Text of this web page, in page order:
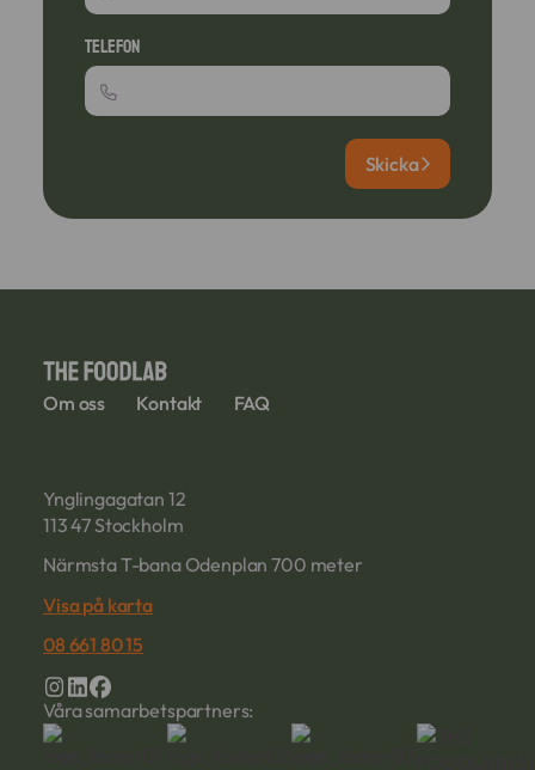
Telefon
Skicka
Om oss Kontakt FAQ
Ynglingagatan 12
113 47 Stockholm
Närmsta T-bana Odenplan 700 meter
Visa på karta
08 661 80 15
Våra samarbetspartners: